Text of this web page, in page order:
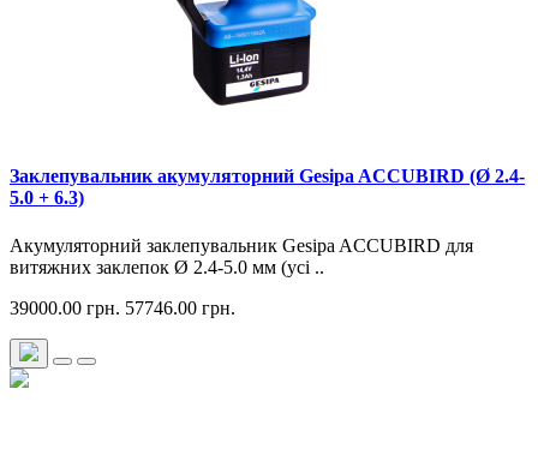
Заклепувальник акумуляторний Gesipa ACCUBIRD (Ø 2.4-
5.0 + 6.3)
Акумуляторний заклепувальник Gesipa ACCUBIRD для
витяжних заклепок Ø 2.4-5.0 мм (усі ..
39000.00 грн. 57746.00 грн.